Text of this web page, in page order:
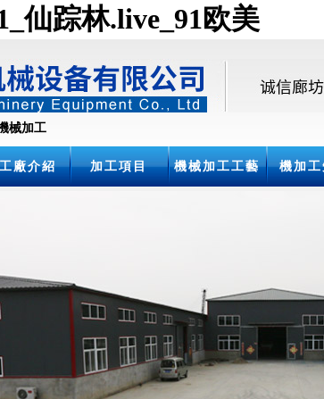
仙踪林.live_91欧美
械加工
廠介紹 加工項目 機械加工工藝 機加